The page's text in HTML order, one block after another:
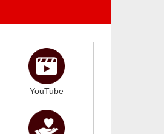
YouTube